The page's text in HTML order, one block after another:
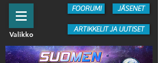
JÄSENET
FOORUMI
Valikko
ARTIKKELIT JA UUTISET